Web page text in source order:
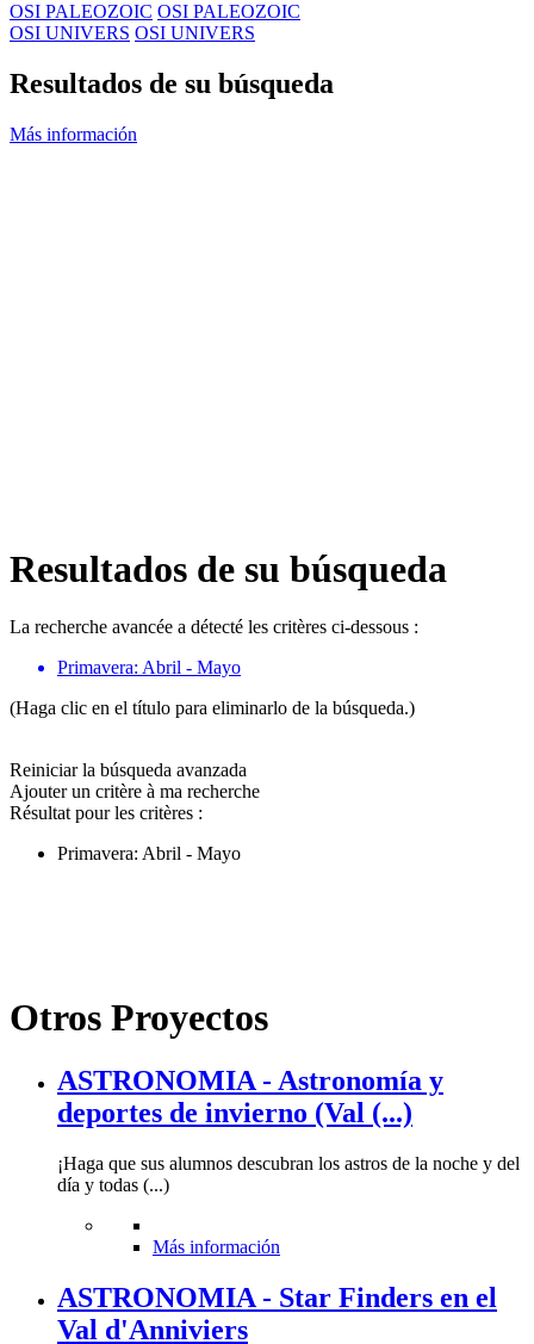
OSI PALEOZOIC OSI PALEOZOIC
OSI UNIVERS OSI UNIVERS
Resultados de su búsqueda
Más información
Resultados de su búsqueda
La recherche avancée a détecté les critères ci-dessous :
Primavera: Abril - Mayo
(Haga clic en el título para eliminarlo de la búsqueda.)
Reiniciar la búsqueda avanzada
Ajouter un critère à ma recherche
Résultat pour les critères :
Primavera: Abril - Mayo
Otros Proyectos
ASTRONOMIA - Astronomía y
deportes de invierno (Val (...)
¡Haga que sus alumnos descubran los astros de la noche y del
día y todas (...)
Más información
ASTRONOMIA - Star Finders en el
Val d'Anniviers